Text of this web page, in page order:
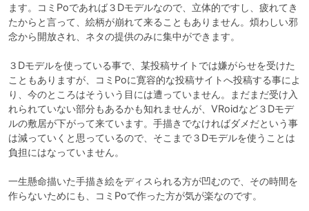
ます。コミPoであれば３Dモデルなので、立体的ですし、疲れてき
たからと言って、絵柄が崩れて来ることもありません。煩わしい邪
念から開放され、ネタの提供のみに集中ができます。
３Dモデルを使っている事で、某投稿サイトでは嫌がらせを受けた
こともありますが、コミPoに寛容的な投稿サイトへ投稿する事によ
り、今のところはそういう目には遭っていません。まだまだ受け入
れられていない部分もあるかも知れませんが、VRoidなど３Dモデ
ルの敷居が下がって来ています。手描きでなければダメだという事
は減っていくと思っているので、そこまで３Dモデルを使うことは
負担にはなっていません。
一生懸命描いた手描き絵をディスられる方が凹むので、その時間を
作らないためにも、コミPoで作った方が気が楽なのです。